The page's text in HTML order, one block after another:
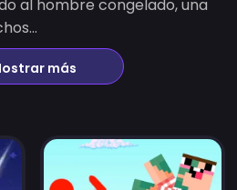
al hombre congelado, una
más